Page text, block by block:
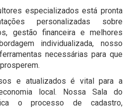
especializados está pronta
personalizadas sobre
gestão financeira e melhores
individualizada, nosso
necessárias para que
e atualizados é vital para a
local. Nossa Sala do
o processo de cadastro,